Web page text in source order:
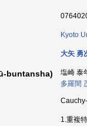
Kyoto
大矢 勇
buntansha)
塩崎 泰
多羅間
1.重複